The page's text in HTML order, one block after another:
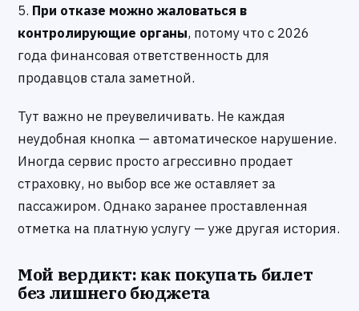
5. При отказе можно жаловаться в
контролирующие органы, потому что с 2026
года финансовая ответственность для
продавцов стала заметной.
Тут важно не преувеличивать. Не каждая
неудобная кнопка — автоматическое нарушение.
Иногда сервис просто агрессивно продает
страховку, но выбор все же оставляет за
пассажиром. Однако заранее проставленная
отметка на платную услугу — уже другая история.
Мой вердикт: как покупать билет
без лишнего бюджета